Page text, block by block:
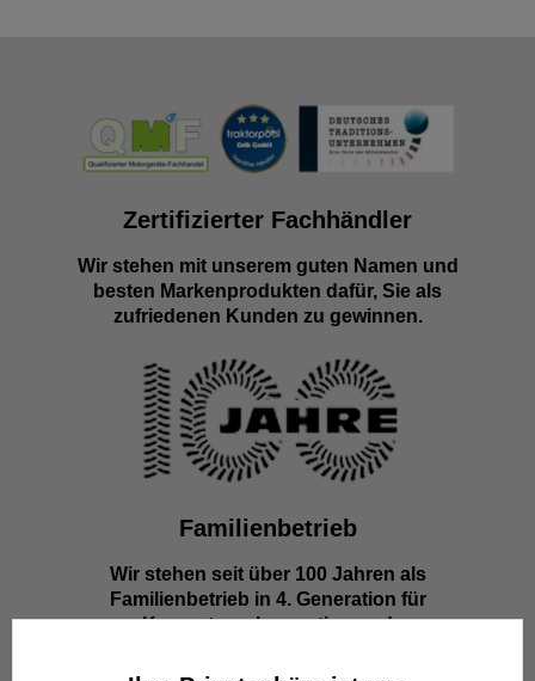
Zertifizierter Fachhändler
Wir stehen mit unserem guten Namen und
besten Markenprodukten dafür, Sie als
zufriedenen Kunden zu gewinnen.
Familienbetrieb
Wir stehen seit über 100 Jahren als
Familienbetrieb in 4. Generation für
Kompetenz, Innovation und